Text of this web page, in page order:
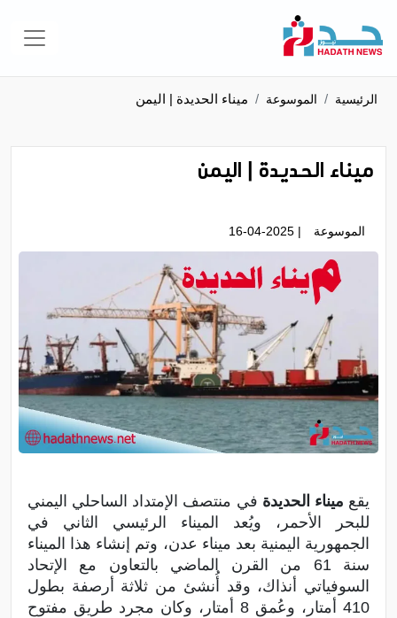
الرئيسية الموسوعة ميناء الحديدة | اليمن
ميناء الحديدة | اليمن
الموسوعة | 16-04-2025
يقع ميناء الحديدة في منتصف الإمتداد الساحلي اليمني
للبحر الأحمر، ويُعد الميناء الرئيسي الثاني في
الجمهورية اليمنية بعد ميناء عدن، وتم إنشاء هذا الميناء
سنة 61 من القرن الماضي بالتعاون مع الإتحاد
السوفياتي أنذاك، وقد أُنشئ من ثلاثة أرصفة بطول
410 أمتار، وعُمق 8 أمتار، وكان مجرد طريق مفتوح